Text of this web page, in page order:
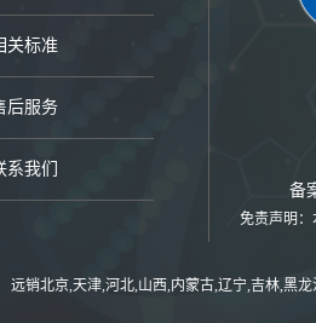
关标准
后服务
系我们
备
免责声明
远销北京,天津,河北,山西,内蒙古,辽宁,吉林,黑